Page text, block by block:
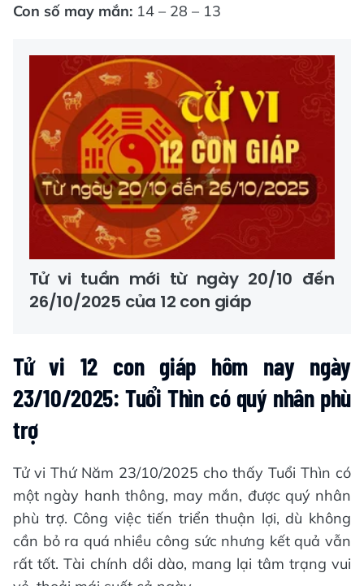
Con số may mắn: 14 – 28 – 13
Tử vi tuần mới từ ngày 20/10 đến
26/10/2025 của 12 con giáp
Tử vi 12 con giáp hôm nay ngày
23/10/2025: Tuổi Thìn có quý nhân phù
trợ
Tử vi Thứ Năm 23/10/2025 cho thấy Tuổi Thìn có
một ngày hanh thông, may mắn, được quý nhân
phù trợ. Công việc tiến triển thuận lợi, dù không
cần bỏ ra quá nhiều công sức nhưng kết quả vẫn
rất tốt. Tài chính dồi dào, mang lại tâm trạng vui